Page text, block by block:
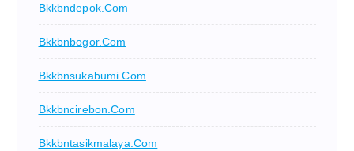
Bkkbndepok.com
Bkkbnbogor.com
Bkkbnsukabumi.com
Bkkbncirebon.com
Bkkbntasikmalaya.com